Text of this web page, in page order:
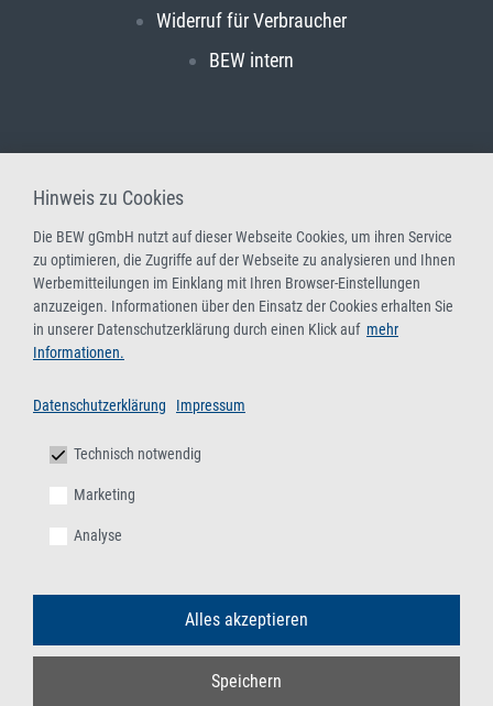
Widerruf für Verbraucher
BEW intern
Hinweis zu Cookies
Die BEW gGmbH nutzt auf dieser Webseite Cookies, um ihren Service
zu optimieren, die Zugriffe auf der Webseite zu analysieren und Ihnen
Werbemitteilungen im Einklang mit Ihren Browser-Einstellungen
anzuzeigen. Informationen über den Einsatz der Cookies erhalten Sie
in unserer Datenschutzerklärung durch einen Klick auf mehr
Informationen.
Datenschutzerklärung Impressum
Technisch notwendig
Marketing
Analyse
Alles akzeptieren
Speichern